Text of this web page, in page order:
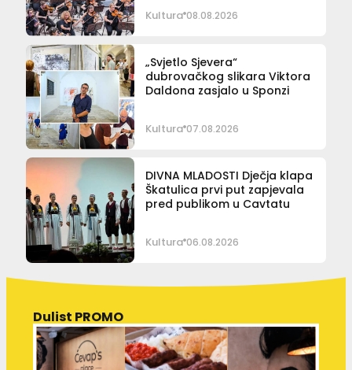
Kultura 08.08.2026
„Svjetlo Sjevera“
dubrovačkog slikara Viktora
Daldona zasjalo u Sponzi
Kultura 07.08.2026
DIVNA MLADOSTI Dječja klapa
Škatulica prvi put zapjevala
pred publikom u Cavtatu
Kultura 06.08.2026
Dulist PROMO